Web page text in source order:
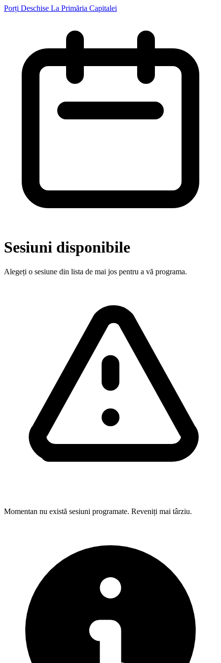
Porți Deschise La Primăria Capitalei
Sesiuni disponibile
Alegeți o sesiune din lista de mai jos pentru a vă programa.
Momentan nu există sesiuni programate. Reveniți mai târziu.